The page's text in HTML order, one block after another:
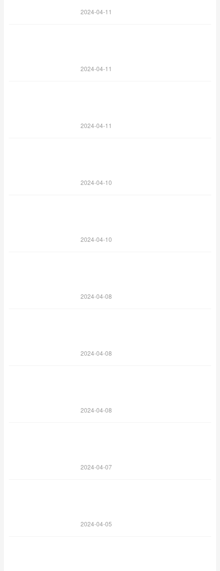
2024-04-11
2024-04-11
2024-04-11
2024-04-10
2024-04-10
2024-04-08
2024-04-08
2024-04-08
2024-04-07
2024-04-05